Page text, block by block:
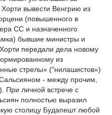
Хорти вывести Венгрию из
(повышенного в
СС и назначенного
бывшие министры и
передали дела новому
из
стрелы» ("нилашистов»)
- между прочим,
При личной встрече с
полностью выразил
столицу Будапешт любой